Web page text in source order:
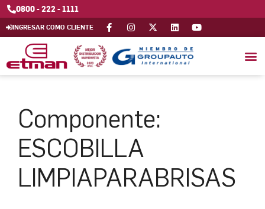
0800 - 222 - 1111
INGRESAR COMO CLIENTE
Componente:
ESCOBILLA
LIMPIAPARABRISAS